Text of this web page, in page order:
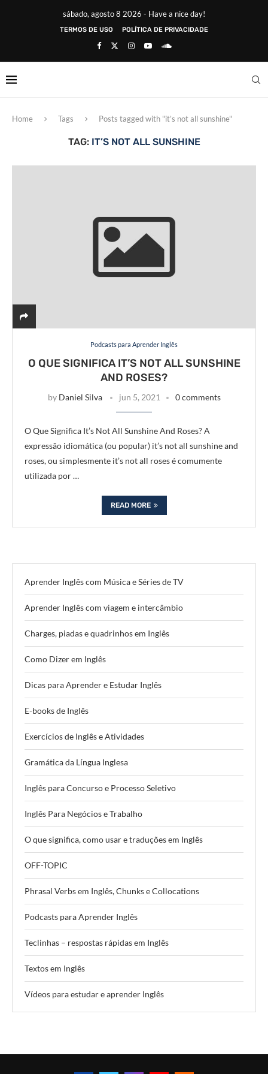
sábado, agosto 8 2026 - Have a nice day!
TERMOS DE USO POLÍTICA DE PRIVACIDADE
Home Tags Posts tagged with "it’s not all sunshine"
TAG: IT’S NOT ALL SUNSHINE
Podcasts para Aprender Inglês
O QUE SIGNIFICA IT’S NOT ALL SUNSHINE
AND ROSES?
by Daniel Silva jun 5, 2021 0 comments
O Que Significa It’s Not All Sunshine And Roses? A
expressão idiomática (ou popular) it’s not all sunshine and
roses, ou simplesmente it’s not all roses é comumente
utilizada por …
READ MORE
Aprender Inglês com Música e Séries de TV
Aprender Inglês com viagem e intercâmbio
Charges, piadas e quadrinhos em Inglês
Como Dizer em Inglês
Dicas para Aprender e Estudar Inglês
E-books de Inglês
Exercícios de Inglês e Atividades
Gramática da Língua Inglesa
Inglês para Concurso e Processo Seletivo
Inglês Para Negócios e Trabalho
O que significa, como usar e traduções em Inglês
OFF-TOPIC
Phrasal Verbs em Inglês, Chunks e Collocations
Podcasts para Aprender Inglês
Teclinhas – respostas rápidas em Inglês
Textos em Inglês
Vídeos para estudar e aprender Inglês